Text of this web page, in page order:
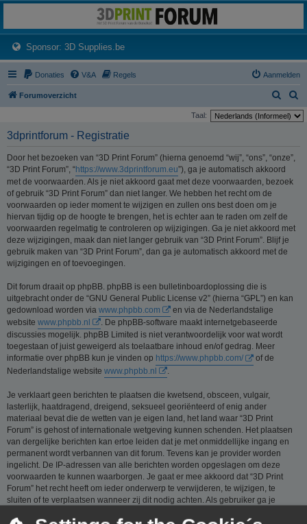
Het 3D print forum van de Benelux na de sluiting van 3dprintforum.nl
Sponsor: 3D Supplies.be(Opens a new tab)
Donaties V&A Regels Aanmelden
Forumoverzicht
o
o
Taal:
3dprintforum - Registratie
Door het bezoeken van “3D Print Forum” (hierna genoemd “wij”, “ons”, “onze”,
“3D Print Forum”, “https://www.3dprintforum.eu”), ga je automatisch akkoord
met de voorwaarden. Als je niet akkoord gaat met deze voorwaarden, bezoek
of gebruik “3D Print Forum” dan niet langer. We hebben het recht om de
voorwaarden op ieder moment te wijzigen en zullen ons best doen om je
hiervan tijdig op de hoogte te brengen, het is echter aan te raden om zelf de
voorwaarden regelmatig te controleren op wijzigingen. Ga je niet akkoord met
deze wijzigingen, maak dan niet langer gebruik van “3D Print Forum”. Blijf je
gebruik maken van “3D Print Forum”, dan ga je automatisch akkoord met de
wijzigingen en of toevoegingen.
Dit forum draait op phpBB. phpBB is een bulletinboardoplossing die is
uitgebracht onder de “GNU General Public License v2” (hierna “GPL”) en kan
gedownload worden via www.phpbb.com
en via de Nederlandstalige
website www.phpbb.nl
. De phpBB-software maakt internetgebaseerde
discussies mogelijk. phpBB Limited is niet verantwoordelijk voor wat wordt
toegestaan of juist geweigerd als toelaatbare inhoud en/of gedrag. Meer
informatie over phpBB kun je vinden op https://www.phpbb.com/
of de
Nederlandstalige website www.phpbb.nl
Je verklaart geen berichten te plaatsen die kwetsend, obsceen, vulgair,
lasterlijk, haatdragend, dreigend, seksueel georiënteerd of enig ander
materiaal bevat die de wetten van je eigen land, het land waar “3D Print
Forum” is gehost of internationale wetgeving kunnen schenden. Het plaatsen
van dergelijke berichten kan ertoe leiden dat je met onmiddellijke ingang en
permanent wordt verbannen van dit forum. Tevens kan je provider worden
ingelicht. De IP-adressen van alle berichten worden opgeslagen om deze
voorwaarden te kunnen waarborgen. Je gaat er mee akkoord dat “3D Print
Forum” het recht heeft om ieder onderwerp te verwijderen, te wijzigen, te
sluiten of te verplaatsen wanneer zij dit nodig achten. Als gebruiker ga je